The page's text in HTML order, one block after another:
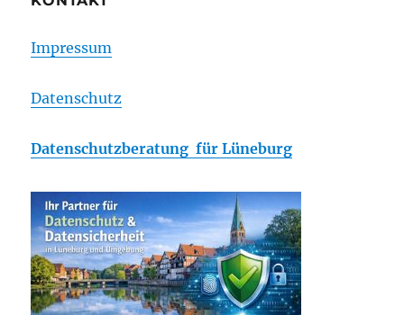
Impressum
Datenschutz
Datenschutzberatung für Lüneburg